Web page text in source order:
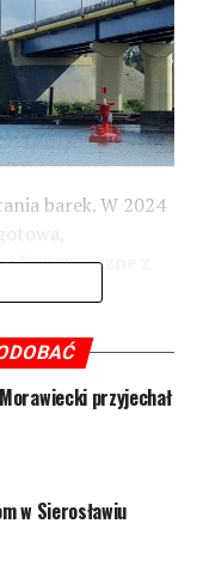
barek. W 2024
z
i nauczyć się
przyjechał
w Sierosławiu